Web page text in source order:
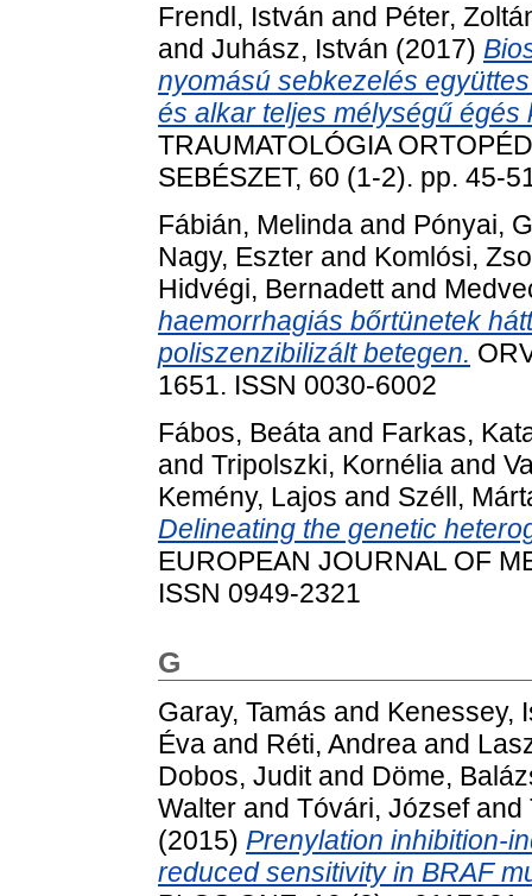
Frendl, István and Péter,
and Juhász, István (2017)
nyomású sebkezelés
és alkar teljes mélységű égés
TRAUMATOLÓGIA
SEBÉSZET, 60 (1-2). pp. 45-
Fábián, Melinda and Pónyai,
Nagy, Eszter and Komlósi,
Hidvégi, Bernadettand
haemorrhagiás bőrtünetek
poliszenzibilizált betegen.
1651. ISSN 0030-6002
Fábos, Beáta and Farkas,
and Tripolszki, Kornélia and
Kemény, Lajos and Széll,
Delineating the genetic
EUROPEAN JOURNAL OF
ISSN 0949-2321
G
Garay, Tamás and Kenessey,
Éva and Réti, Andrea and
Dobos, Juditand Döme,
Walter and Tóvári, Józsefand
(2015) Prenylation inhibition-
reduced sensitivity in BRAF